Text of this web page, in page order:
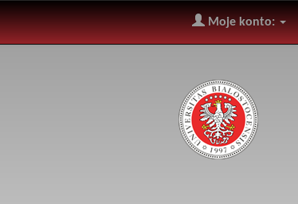
Moje konto: